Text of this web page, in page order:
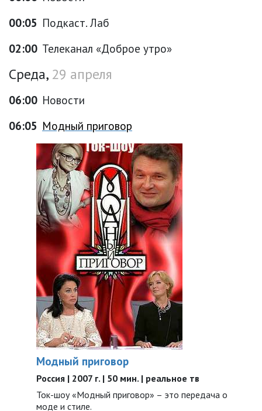
00:05 Подкаст. Лаб
02:00 Телеканал «Доброе утро»
Среда, 29 апреля
06:00 Новости
06:05 Модный приговор
Модный приговор
Россия | 2007 г. | 50 мин. | реальное тв
Ток-шоу «Модный приговор» – это передача о
моде и стиле.